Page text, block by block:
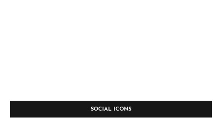
SOCIAL ICONS